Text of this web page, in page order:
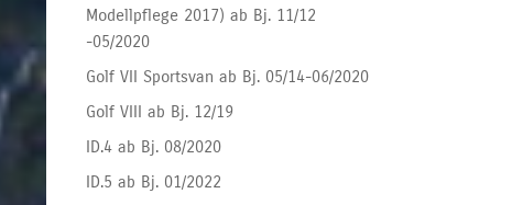
Modellpflege 2017) ab Bj. 11/12
-05/2020
Golf VII Sportsvan ab Bj. 05/14-06/2020
Golf VIII ab Bj. 12/19
ID.4 ab Bj. 08/2020
ID.5 ab Bj. 01/2022